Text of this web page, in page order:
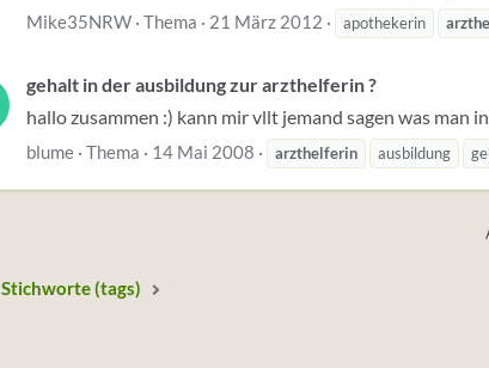
Mike35NRW Thema 21 März 2012 apothekerin
gehalt in der ausbildung zur arzthelferin ?
hallo zusammen :) kann mir vllt jemand sagen was man
blume Thema 14 Mai 2008 arzthelferin ausbildung
Stichworte (tags)